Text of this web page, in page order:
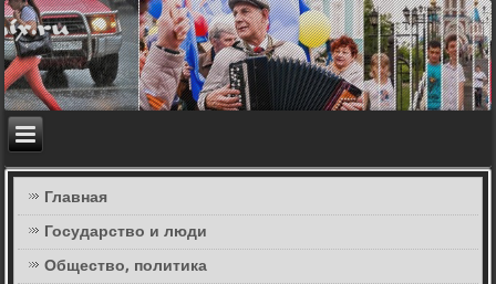
Главная
Государство и люди
Общество, политика